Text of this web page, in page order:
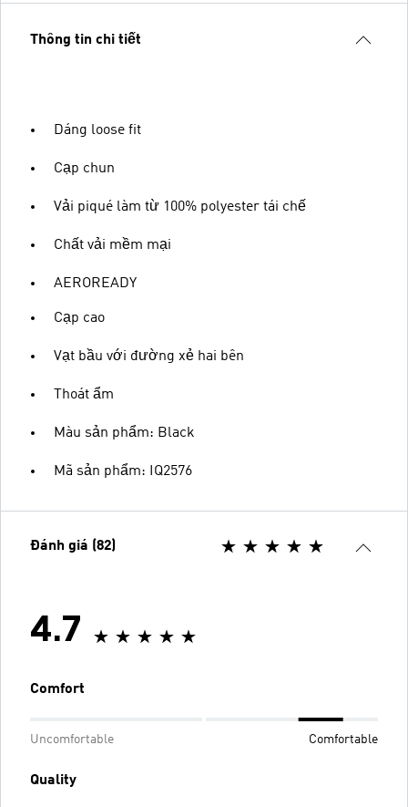
Thông tin chi tiết
Dáng loose fit
Cạp chun
Vải piqué làm từ 100% polyester tái chế
Chất vải mềm mại
AEROREADY
Cạp cao
Vạt bầu với đường xẻ hai bên
Thoát ẩm
Màu sản phẩm: Black
Mã sản phẩm: IQ2576
Đánh giá (82)
4.7
Comfort
Uncomfortable Comfortable
Quality